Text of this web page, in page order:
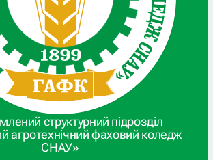
структурний підрозділ
агротехнічний фаховий коледж
СНАУ»